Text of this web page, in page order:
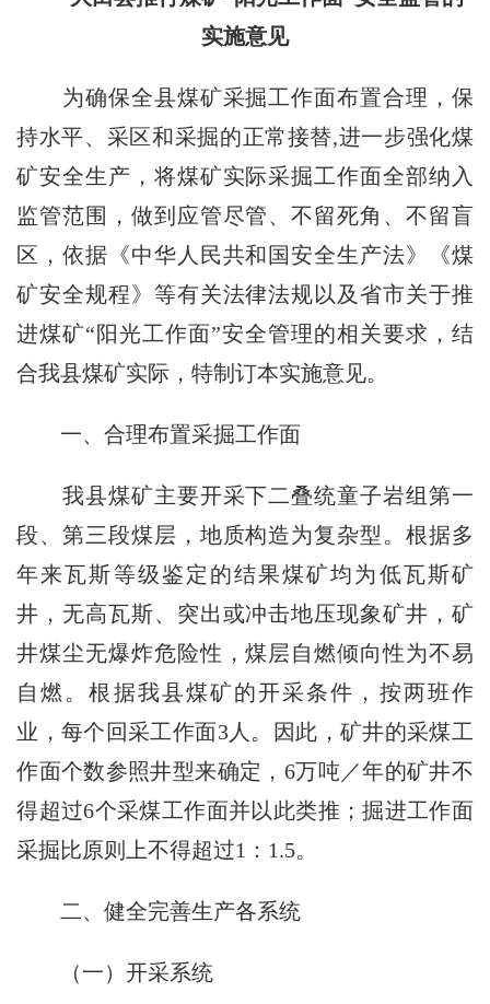
实施意见
为确保全县煤矿采掘工作面布置合理，保
持水平、采区和采掘的正常接替,进一步强化煤
矿安全生产，将煤矿实际采掘工作面全部纳入
监管范围，做到应管尽管、不留死角、不留盲
区，依据《中华人民共和国安全生产法》《煤
矿安全规程》等有关法律法规以及省市关于推
进煤矿“阳光工作面”安全管理的相关要求，结
合我县煤矿实际，特制订本实施意见。
一、合理布置采掘工作面
我县煤矿主要开采下二叠统童子岩组第一
段、第三段煤层，地质构造为复杂型。根据多
年来瓦斯等级鉴定的结果煤矿均为低瓦斯矿
井，无高瓦斯、突出或冲击地压现象矿井，矿
井煤尘无爆炸危险性，煤层自燃倾向性为不易
自燃。根据我县煤矿的开采条件，按两班作
业，每个回采工作面3人。因此，矿井的采煤工
作面个数参照井型来确定，6万吨／年的矿井不
得超过6个采煤工作面并以此类推；掘进工作面
采掘比原则上不得超过1：1.5。
二、健全完善生产各系统
（一）开采系统